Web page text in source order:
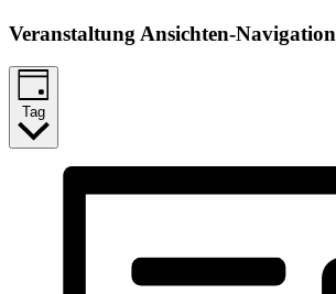
Veranstaltung Ansichten-Navigation
Tag